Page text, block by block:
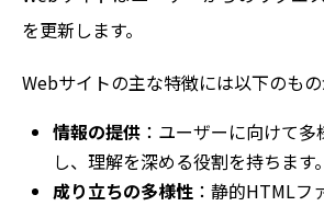
を更新します。
Webサイトの主な特徴には以下のもの
情報の提供 ：ユーザーに向けて
し、理解を深める役割を持ちます。
成り立ちの多様性 ：静的HTMLフ